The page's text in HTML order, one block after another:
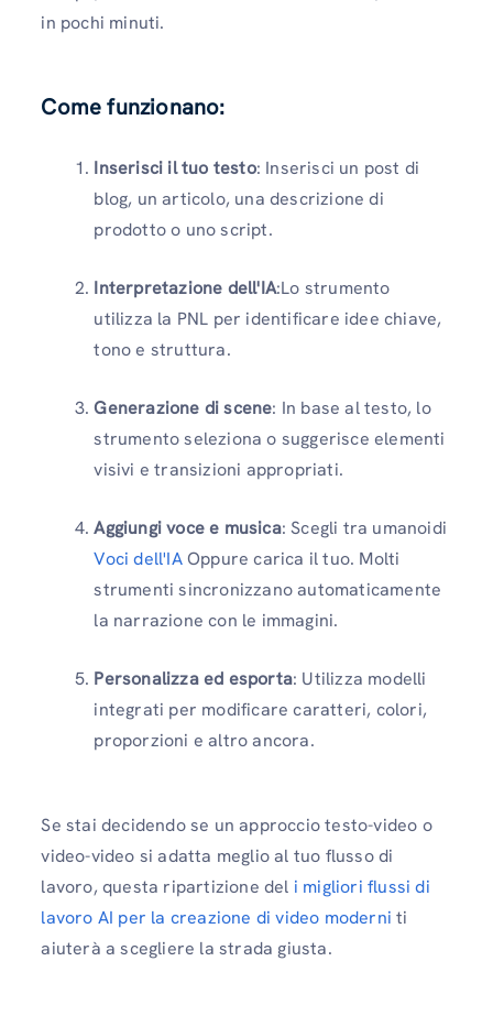
in pochi minuti.
Come funzionano:
Inserisci il tuo testo: Inserisci un post di
blog, un articolo, una descrizione di
prodotto o uno script.
Interpretazione dell'IA:Lo strumento
utilizza la PNL per identificare idee chiave,
tono e struttura.
Generazione di scene: In base al testo, lo
strumento seleziona o suggerisce elementi
visivi e transizioni appropriati.
Aggiungi voce e musica: Scegli tra umanoidi
Voci dell'IAOppure carica il tuo. Molti
strumenti sincronizzano automaticamente
la narrazione con le immagini.
Personalizza ed esporta: Utilizza modelli
integrati per modificare caratteri, colori,
proporzioni e altro ancora.
Se stai decidendo se un approccio testo-video o
video-video si adatta meglio al tuo flusso di
lavoro, questa ripartizione del i migliori flussi di
lavoro AI per la creazione di video moderni ti
aiuterà a scegliere la strada giusta.